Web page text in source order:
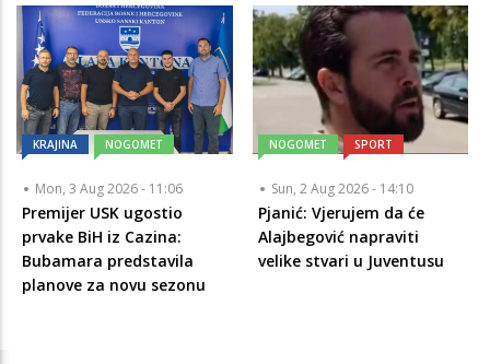
KRAJINA NOGOMET
Mon, 3 Aug 2026 - 11:06
Premijer USK ugostio
prvake BiH iz Cazina:
Bubamara predstavila
planove za novu sezonu
NOGOMET SPORT
Sun, 2 Aug 2026 - 14:10
Pjanić: Vjerujem da će
Alajbegović napraviti
velike stvari u Juventusu